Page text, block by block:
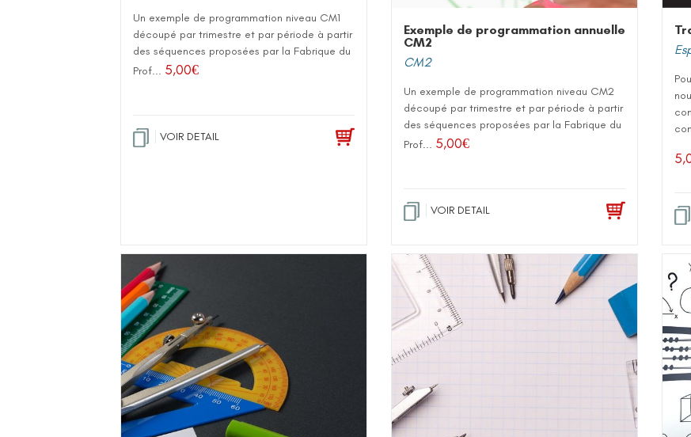
Un exemple de programmation niveau CM1
découpé par trimestre et par période à partir
des séquences proposées par la Fabrique du
Prof... 5,00€
VOIR DETAIL
Exemple de programmation annuelle
CM2
CM2
Un exemple de programmation niveau CM2
découpé par trimestre et par période à partir
des séquences proposées par la Fabrique du
Prof... 5,00€
VOIR DETAIL